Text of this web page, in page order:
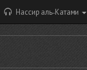
Нассир аль-Катами